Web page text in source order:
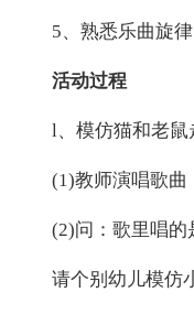
5、熟悉乐曲旋律
活动过程
l、模仿猫和老鼠
(1)教师演唱歌曲《
(2)问：歌里唱的
请个别幼儿模仿小